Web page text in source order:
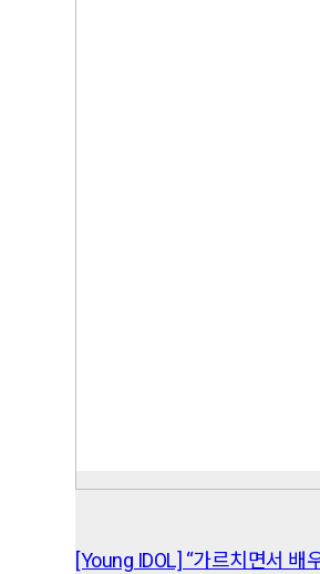
[Young IDOL] “가르치면서 배